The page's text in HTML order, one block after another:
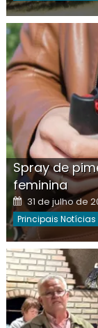
Spray de
feminina
Posted
on
31 de julho de
Principais Notícias